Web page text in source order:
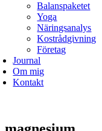
Balanspaketet
Yoga
Näringsanalys
Kostrådgivning
Företag
Journal
Om mig
Kontakt